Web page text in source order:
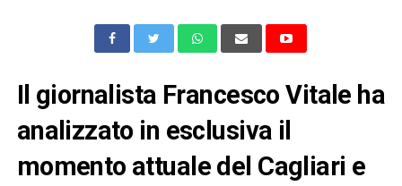
Il giornalista Francesco Vitale ha
analizzato in esclusiva il
momento attuale del Cagliari e